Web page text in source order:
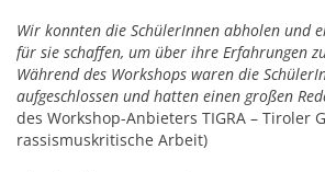
Wir konnten die SchülerInnen abholen und
für sie schaffen, um über ihre Erfahrungen
Während des Workshops waren die
aufgeschlossen und hatten einen großen
des Workshop-Anbieters TIGRA – Tiroler
rassismuskritische Arbeit)